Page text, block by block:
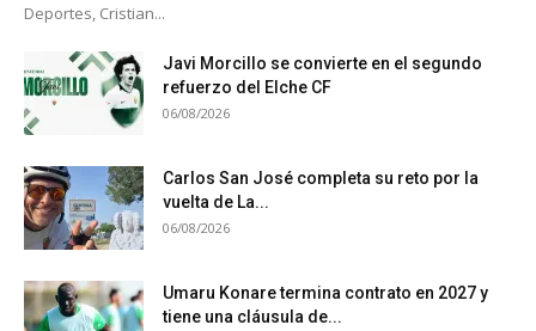
Deportes, Cristian...
Javi Morcillo se convierte en el segundo
refuerzo del Elche CF
06/08/2026
Carlos San José completa su reto por la
vuelta de La...
06/08/2026
Umaru Konare termina contrato en 2027 y
tiene una cláusula de...